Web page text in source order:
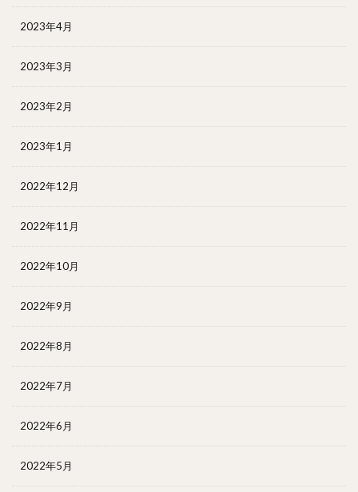
2023年4月
2023年3月
2023年2月
2023年1月
2022年12月
2022年11月
2022年10月
2022年9月
2022年8月
2022年7月
2022年6月
2022年5月